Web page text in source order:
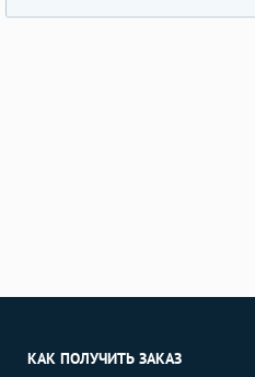
КАК ПОЛУЧИТЬ ЗАКАЗ